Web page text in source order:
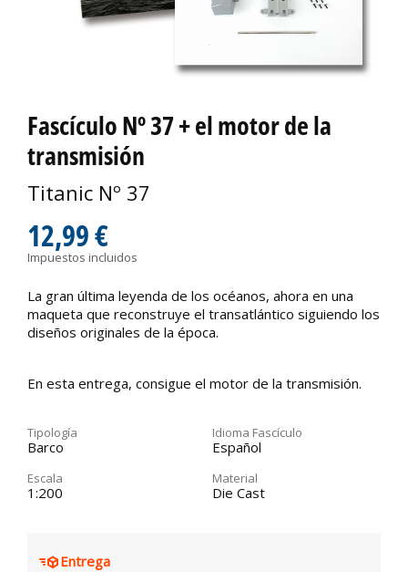
Fascículo Nº 37 + el motor de la
transmisión
Titanic Nº 37
12,99 €
Impuestos incluidos
La gran última leyenda de los océanos, ahora en una
maqueta que reconstruye el transatlántico siguiendo los
diseños originales de la época.
En esta entrega, consigue el motor de la transmisión.
Tipología
Barco
Idioma Fascículo
Español
Escala
1:200
Material
Die Cast
Entrega